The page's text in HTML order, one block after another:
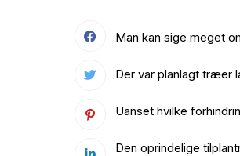
Man kan sige meget
Der var planlagt træer
Uanset hvilke
Den oprindelige